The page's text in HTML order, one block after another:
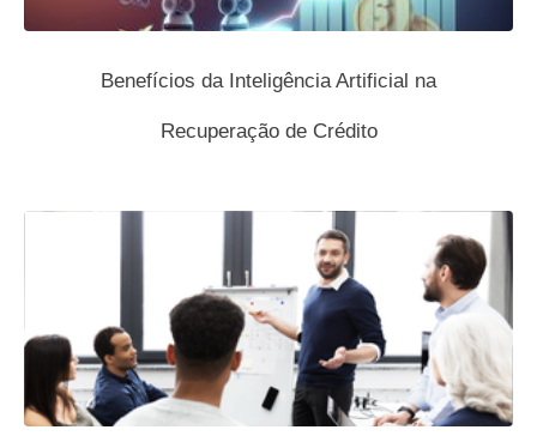
Benefícios da Inteligência Artificial na
Recuperação de Crédito